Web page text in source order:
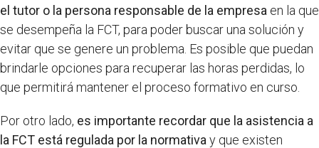
el tutor o la persona responsable de la empresa en la que
se desempeña la FCT, para poder buscar una solución y
evitar que se genere un problema. Es posible que puedan
brindarle opciones para recuperar las horas perdidas, lo
que permitirá mantener el proceso formativo en curso.
Por otro lado, es importante recordar que la asistencia a
la FCT está regulada por la normativa y que existen